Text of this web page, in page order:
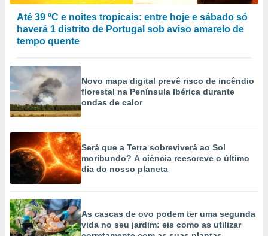
Até 39 ºC e noites tropicais: entre hoje e sábado só
haverá 1 distrito de Portugal sob aviso amarelo de
tempo quente
Novo mapa digital prevê risco de incêndio
florestal na Península Ibérica durante
ondas de calor
Será que a Terra sobreviverá ao Sol
moribundo? A ciência reescreve o último
dia do nosso planeta
As cascas de ovo podem ter uma segunda
vida no seu jardim: eis como as utilizar